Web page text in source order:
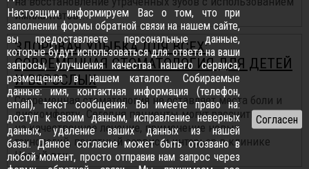
имплантатов...
ЗДОРОВАЯ УЛЫБКА ДЛЯ ВСЕХ:
СОВРЕМЕННАЯ СТОМАТОЛОГИЯ ДЛЯ ДЕТЕЙ
И ВЗРОСЛЫХ
Современная стоматология не оставляет места боли и
дискомфорту. Сегодня пациенты могут рассчитывать
на качественное лечение, применение новых
технологий, приятный сервис и интерьер в клинике
Новый век.
Настоящим информируем Вас о том, что при
заполнении формы обратной связи на нашем сайте,
вы предоставляете персональные данные,
которые будут использоваться для: ответа на ваши
запросы, улучшения качества нашего сервиса,
размещения в нашем каталоге. Собираемые
данные: имя, контактная информация (телефон,
email), текст сообщения. Вы имеете право на:
доступ к своим данным, исправление неверных
данных, удаление ваших данных из нашей
базы. Данное согласие может быть отозвано в
любой момент, просто отправив нам запрос через